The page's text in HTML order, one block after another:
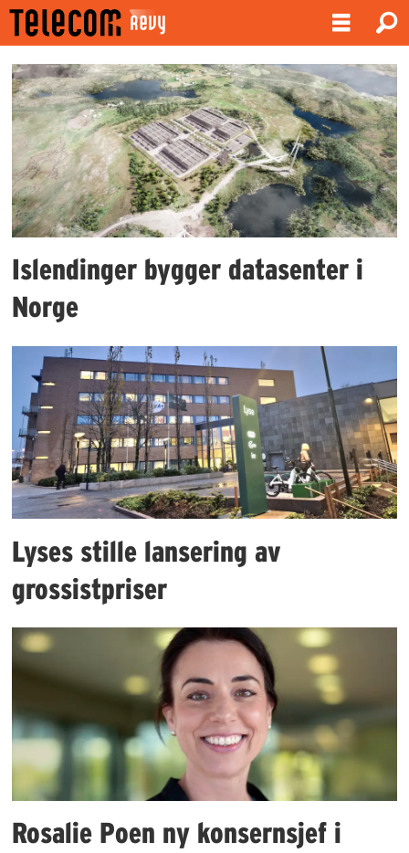
Emne:
rogaland
Islendinger bygger datasenter i
Norge
Lyses stille lansering av
grossistpriser
Rosalie Poen ny konsernsjef i